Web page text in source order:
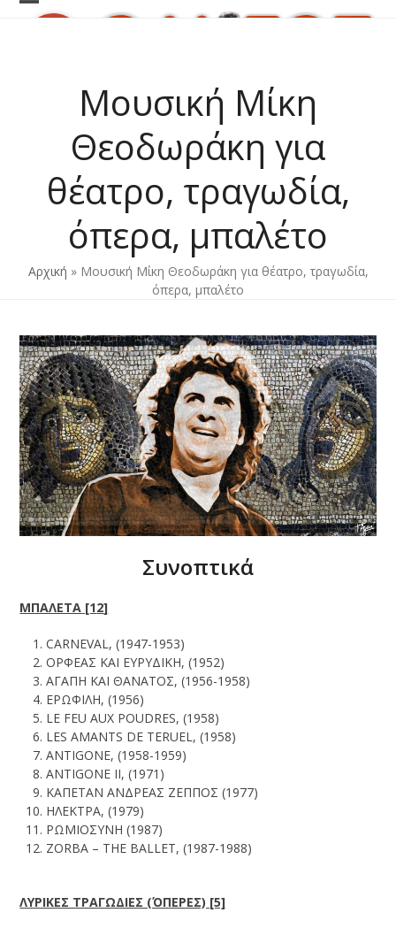
Skip
Open
Close
Μουσική Μίκη
Θεοδωράκη για
θέατρο, τραγωδία,
όπερα, μπαλέτο
Αρχική » Μουσική Μίκη Θεοδωράκη για θέατρο, τραγωδία,
όπερα, μπαλέτο
Συνοπτικά
ΜΠΑΛΕΤΑ [12]
CARNEVAL, (1947-1953)
ΟΡΦΕΑΣ ΚΑΙ ΕΥΡΥΔΙΚΗ, (1952)
ΑΓΑΠΗ ΚΑΙ ΘΑΝΑΤΟΣ, (1956-1958)
ΕΡΩΦΙΛΗ, (1956)
LE FEU AUX POUDRES, (1958)
LES AMANTS DE TERUEL, (1958)
ANTIGONE, (1958-1959)
ANTIGONE II, (1971)
ΚΑΠΕΤΑΝ ΑΝΔΡΕΑΣ ΖΕΠΠΟΣ (1977)
ΗΛΕΚΤΡΑ, (1979)
ΡΩΜΙΟΣΥΝΗ (1987)
ZORBA – THE BALLET, (1987-1988)
ΛΥΡΙΚΕΣ ΤΡΑΓΩΔΙΕΣ (ΌΠΕΡΕΣ) [5]